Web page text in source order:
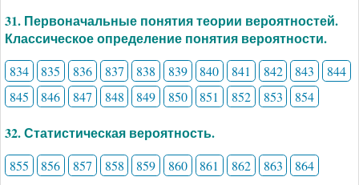
31. Первоначальные понятия теории вероятностей.
Классическое определение понятия вероятности.
834 835 836 837 838 839 840 841 842 843
844
845
846 847 848 849 850 851 852 853 854
32. Статистическая вероятность.
855 856 857 858 859 860 861 862 863 864